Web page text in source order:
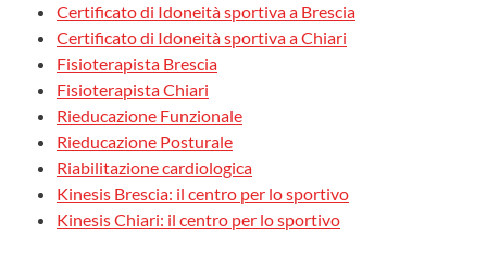
Certificato di Idoneità sportiva a Brescia
Certificato di Idoneità sportiva a Chiari
Fisioterapista Brescia
Fisioterapista Chiari
Rieducazione Funzionale
Rieducazione Posturale
Riabilitazione cardiologica
Kinesis Brescia: il centro per lo sportivo
Kinesis Chiari: il centro per lo sportivo